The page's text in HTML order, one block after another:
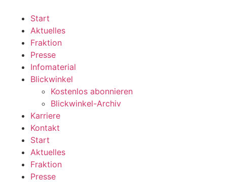
wechseln
Start
Aktuelles
Fraktion
Presse
Infomaterial
Blickwinkel
Kostenlos abonnieren
Blickwinkel-Archiv
Karriere
Kontakt
Start
Aktuelles
Fraktion
Presse